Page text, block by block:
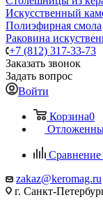
Искусственный
Полиэфирная смола
Раковина
+7 (812) 317-33-73
Заказать звонок
Задать вопрос
Войти
Корзина0
Сравнение
zakaz@keromag.ru
г. Санкт-